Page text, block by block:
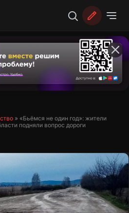
» «Бьёмся не один год»: жители
подняли вопрос дороги